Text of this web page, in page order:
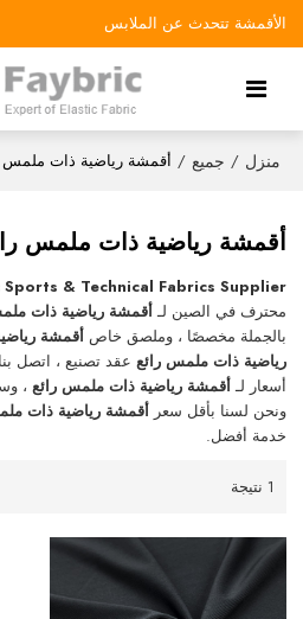
الأقمشة تتحدث عن الملابس
منزل / جميع / أقمشة رياضية ذات ملمس
أقمشة رياضية ذات ملمس
Sports & Technical Fabrics Supplier
محترف في الصين لـأقمشة رياضية ذات
بالجملة مخصصًا ، وملصق خاصأقمشة
رياضية ذات ملمس رائع عقد تصنيع ، اتصل
أسعار لـأقمشة رياضية ذات ملمس رائع ،
ونحن لسنا بأقل سعرأقمشة رياضية ذات
خدمة أفضل.
1 نتيجة